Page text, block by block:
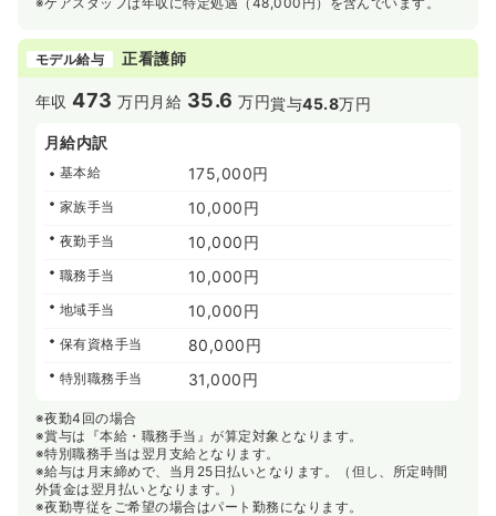
モデル給与 正看護師
年収473 万円 月給 35.6 万円賞与45.8万円
月給内訳
基本給 175,000円
家族手当 10,000円
夜勤手当 10,000円
職務手当 10,000円
地域手当 10,000円
保有資格手当 80,000円
特別職務手当 31,000円
※夜勤4回の場合
※賞与は『本給・職務手当』が算定対象となります。
※特別職務手当は翌月支給となります。
※給与は月末締めで、当月25日払いとなります。（但し、所定時間
外賃金は翌月払いとなります。）
※夜勤専従をご希望の場合はパート勤務になります。